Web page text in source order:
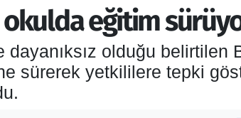
okulda eğitim
olduğu belirtilen
sürerek yetkililere tepki